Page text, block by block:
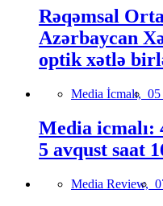
Rəqəmsal
Azərbaycan
optik xətlə
Media İcmalı, 05
Media icmalı:
5 avqust saat
Media Review,